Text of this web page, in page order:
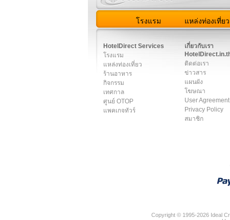
โรงแรม แหล่งท่องเที่ยว
HotelDirect Services
โรงแรม
แหล่งท่องเที่ยว
ร้านอาหาร
กิจกรรม
เทศกาล
ศูนย์ OTOP
แพคเกจทัวร์
เกี่ยวกับเรา
ติดต่อเรา
ข่าวสาร
แผนผัง
โฆษณา
User Agreement
Privacy Policy
สมาชิก
Copyright © 1995-2026 Ideal